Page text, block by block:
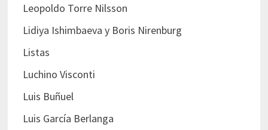
Leopoldo Torre Nilsson
Lidiya Ishimbaeva y Boris Nirenburg
Listas
Luchino Visconti
Luis Buñuel
Luis García Berlanga